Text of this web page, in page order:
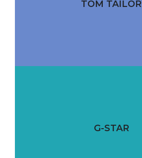
TOM TAILOR
G-STAR